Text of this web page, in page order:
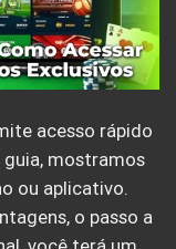
acesso rápido
guia, mostramos
ou aplicativo.
o passo a